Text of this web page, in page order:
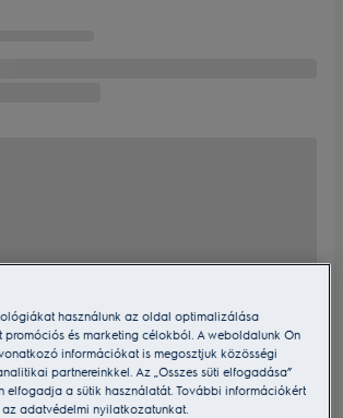
használunk az oldal optimalizálása
promóciós és marketing célokból. A weboldalunk Ön
információkat is megosztjuk közösségi
partnereinkkel. Az „Összes süti elfogadása”
elfogadja a sütik használatát. További információkért
adatvédelmi nyilatkozatunkat.